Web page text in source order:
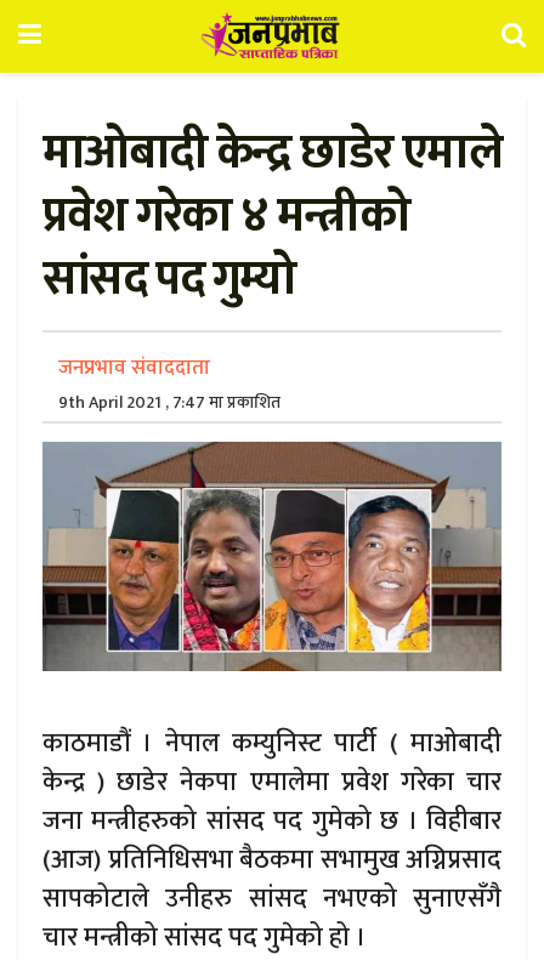
माओबादी केन्द्र छाडेर एमाले
प्रवेश गरेका ४ मन्त्रीको
सांसद पद गुम्यो
जनप्रभाव संवाददाता
9th April 2021 , 7:47 मा प्रकाशित
काठमाडौं । नेपाल कम्युनिस्ट पार्टी ( माओबादी
केन्द्र ) छाडेर नेकपा एमालेमा प्रवेश गरेका चार
जना मन्त्रीहरुको सांसद पद गुमेको छ । विहीबार
(आज) प्रतिनिधिसभा बैठकमा सभामुख अग्निप्रसाद
सापकोटाले उनीहरु सांसद नभएको सुनाएसँगै
चार मन्त्रीको सांसद पद गुमेको हो ।